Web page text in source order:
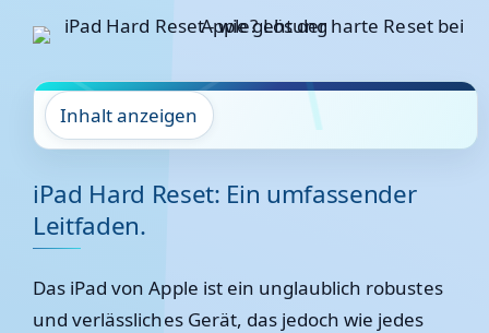
Inhalt anzeigen
iPad Hard Reset: Ein umfassender
Leitfaden.
Das iPad von Apple ist ein unglaublich robustes
und verlässliches Gerät, das jedoch wie jedes